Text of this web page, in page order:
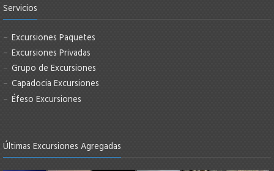
Servicios
Excursiones Paquetes
Excursiones Privadas
Grupo de Excursiones
Capadocia Excursiones
Éfeso Excursiones
Últimas Excursiones Agregadas